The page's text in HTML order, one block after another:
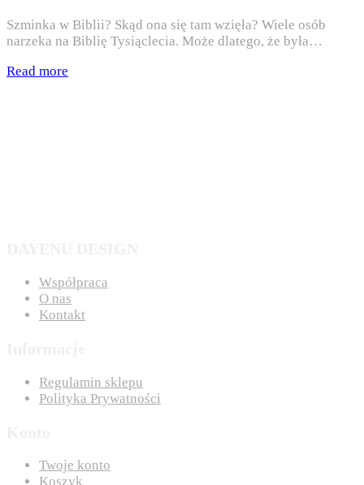
Szminka w Biblii? Skąd ona się tam wzięła? Wiele osób
narzeka na Biblię Tysiąclecia. Może dlatego, że była…
Read more
Współpraca
O nas
Kontakt
Regulamin sklepu
Polityka Prywatności
Twoje konto
Koszyk